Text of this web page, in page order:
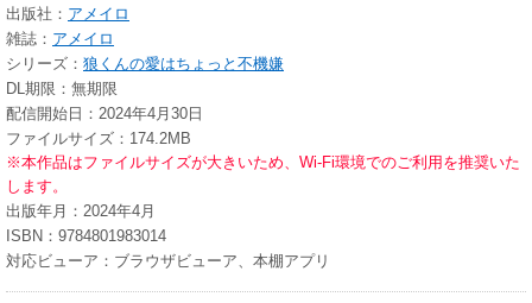
出版社： アメイロ
雑誌： アメイロ
シリーズ： 狼くんの愛はちょっと不機嫌
DL期限：無期限
配信開始日：2024年4月30日
ファイルサイズ：174.2MB
※本作品はファイルサイズが大きいため、Wi-Fi環境でのご利用を推奨いた
します。
出版年月：2024年4月
ISBN：9784801983014
対応ビューア：ブラウザビューア、本棚アプリ